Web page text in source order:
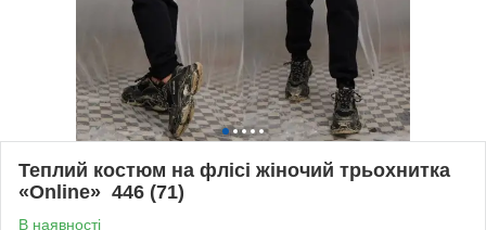
Теплий костюм на флісі жіночий трьохнитка
«Online» 446 (71)
В наявності